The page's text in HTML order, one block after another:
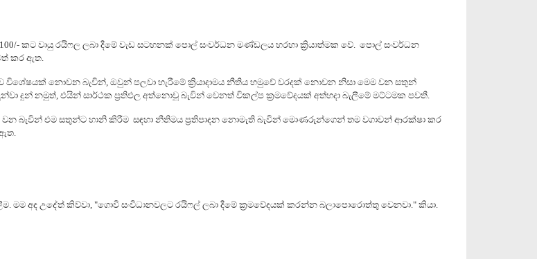
කට වායු රයිෆල ලබා දීමේ වැඩ සටහනක් පොල් සංවර්ධන මණ්ඩලය හරහා ක්‍රියාත්මක වේ. පොල් සංවර්ධන
කර ඇත.
විශේෂයක් නොවන බැවින්, ඔවුන් පලවා හැරීමේ ක්‍රියාදාමය නීතිය හමුවේ වරදක් නොවන නිසා මෙම වන සතුන්
දුන් නමුත්, එයින් සාර්ථක ප්‍රතිඵල අත්නොවූ බැවින් වෙනත් විකල්ප ක්‍රමවේදයක් අත්හදා බැලීමේ මට්ටමක පවතී.
එම සතුන්ට හානි කිරීම සඳහා නීතිමය ප්‍රතිපාදන නොමැති බැවින් මොණරුන්ගෙන් තම වගාවන් ආරක්ෂා කර
මම අද උදේත් කිව්වා, "ගොවි සංවිධානවලට රයිෆල් ලබා දීමේ ක්‍රමවේදයක් කරන්න බලාපොරොත්තු වෙනවා." කියා.